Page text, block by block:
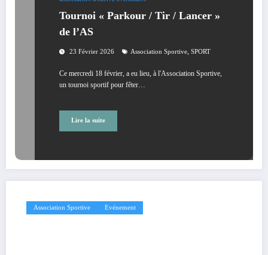
Tournoi « Parkour / Tir / Lancer »
de l’AS
23 Février 2026 Association Sportive, SPORT
Ce mercredi 18 février, a eu lieu, à l'Association Sportive,
un tournoi sportif pour fêter…
Lire la suite
Association Sportive Evénement